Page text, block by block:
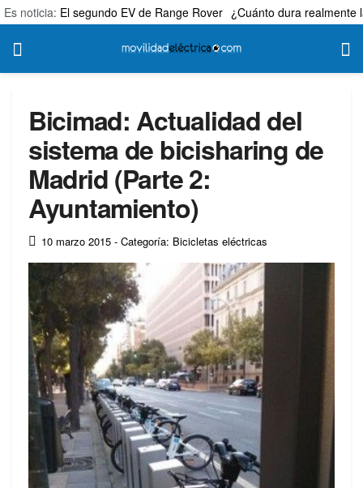
Es noticia: El segundo EV de Range Rover ¿Cuánto dura realmente
Bicimad: Actualidad del
sistema de bicisharing de
Madrid (Parte 2:
Ayuntamiento)
10 marzo 2015 - Categoría: Bicicletas eléctricas